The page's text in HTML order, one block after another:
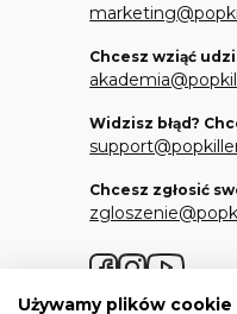
Chcesz wziąć
Widzisz błąd?
Chcesz zgłosić
Facebook
Instagram
YouTube
Używamy plików cookie